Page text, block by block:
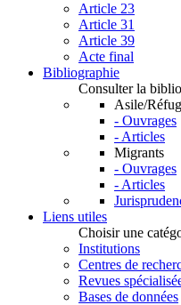
Article 23
Article 31
Article 39
Acte final
Bibliographie
Consulter la
Asile/
- Ouvrages
- Articles
Migrants
- Ouvrages
- Articles
Liens utiles
Choisir une
Institutions
Centres de
Revues
Bases de données